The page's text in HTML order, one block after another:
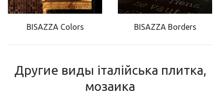
BISAZZA Colors BISAZZA Borders
Другие виды італійська плитка,
мозаика